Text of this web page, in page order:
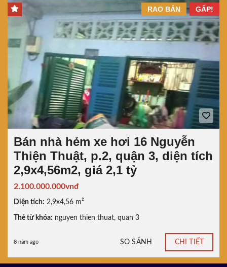
GẤP!
RAO BÁN
Bán nhà hẻm xe hơi 16 Nguyễn
Thiện Thuật, p.2, quận 3, diện tích
2,9x4,56m2, giá 2,1 tỷ
2.100.000.000vnđ
Diện tích: 2,9x4,56 m²
Thẻ từ khóa: nguyen thien thuat, quan 3
8 năm ago SO SÁNH CHI TIẾT